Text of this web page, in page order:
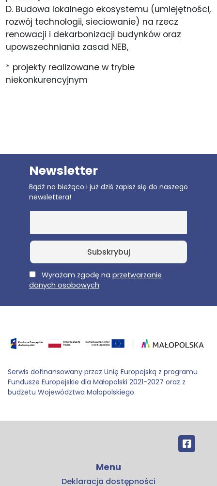
D. Budowa lokalnego ekosystemu (umiejętności,
rozwój technologii, sieciowanie) na rzecz
renowacji i dekarbonizacji budynków oraz
upowszechniania zasad NEB,
* projekty realizowane w trybie
niekonkurencyjnym
Newsletter
Bądź na bieżąco i już dziś zapisz się do naszego
newslettera!
E-MailWyrażam zgodę na przetwarzanie
danych osobowych
Serwis dofinansowany przez Unię Europejską z programu
Fundusze Europejskie dla Małopolski 2021-2027 oraz z
budżetu Województwa Małopolskiego.
Menu
Deklaracja dostępności